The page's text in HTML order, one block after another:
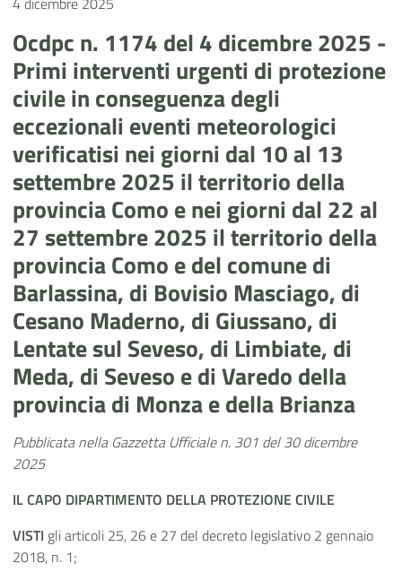
Ocdpc n. 1174 del 4 dicembre 2025 -
Primi interventi urgenti di protezione
civile in conseguenza degli
eccezionali eventi meteorologici
verificatisi nei giorni dal 10 al 13
settembre 2025 il territorio della
provincia Como e nei giorni dal 22 al
27 settembre 2025 il territorio della
provincia Como e del comune di
Barlassina, di Bovisio Masciago, di
Cesano Maderno, di Giussano, di
Lentate sul Seveso, di Limbiate, di
Meda, di Seveso e di Varedo della
provincia di Monza e della Brianza
Pubblicata nella Gazzetta Ufficiale n. 301 del 30 dicembre
2025
IL CAPO DIPARTIMENTO DELLA PROTEZIONE CIVILE
VISTI gli articoli 25, 26 e 27 del decreto legislativo 2 gennaio
2018, n. 1;